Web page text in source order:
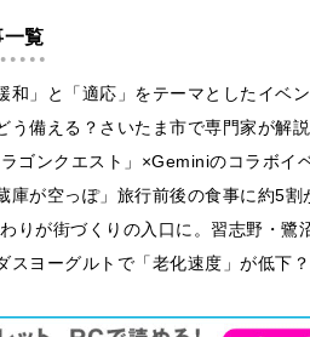
一覧
和」と「適応」をテーマとしたイベ
う備える？さいたま市で専門家が解
ゴンクエスト」×Geminiのコラボイ
庫が空っぽ」旅行前後の食事に約5
りが街づくりの入口に。習志野・
スヨーグルトで「老化速度」が低